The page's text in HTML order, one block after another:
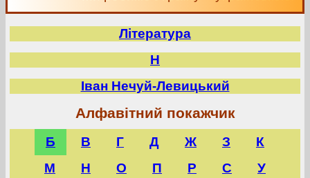
Література
Н
Іван Нечуй-Левицький
Алфавітний покажчик
Б В Г Д Ж З
К
М
Н О П Р С
У